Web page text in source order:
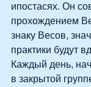
ипостасях. Он
прохождением
знаку Весов,
практики будут
Каждый день,
в закрытой